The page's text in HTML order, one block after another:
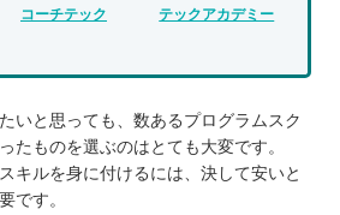
コーチテック テックアカデミー
いと思っても、数あるプログラムスク
たものを選ぶのはとても大変です。
キルを身に付けるには、決して安いと
です。